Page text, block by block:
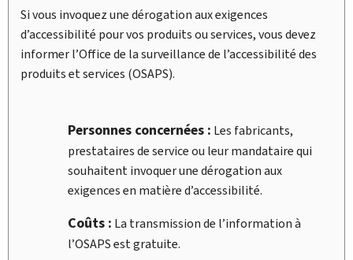
Si vous invoquez une dérogation aux exigences
d’accessibilité pour vos produits ou services, vous devez
informer l’Office de la surveillance de l’accessibilité des
produits et services (OSAPS).
Personnes concernées : Les fabricants,
prestataires de service ou leur mandataire qui
souhaitent invoquer une dérogation aux
exigences en matière d’accessibilité.
Coûts : La transmission de l’information à
l’OSAPS est gratuite.